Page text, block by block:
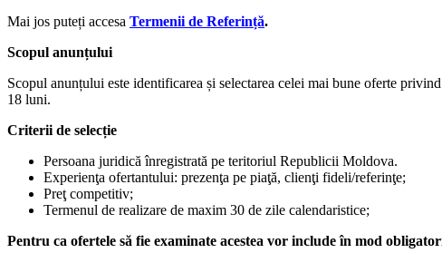
Mai jos puteți accesa Termenii de Referință.
Scopul anunțului
Scopul anunțului este identificarea și selectarea celei mai bune oferte
18 luni.
Criterii de selecție
Persoana juridică înregistrată pe teritoriul Republicii Moldova.
Experienţa ofertantului: prezenţa pe piaţă, clienţi fideli/referinţe;
Preţ competitiv;
Termenul de realizare de maxim 30 de zile calendaristice;
Pentru ca ofertele să fie examinate acestea vor include în mod